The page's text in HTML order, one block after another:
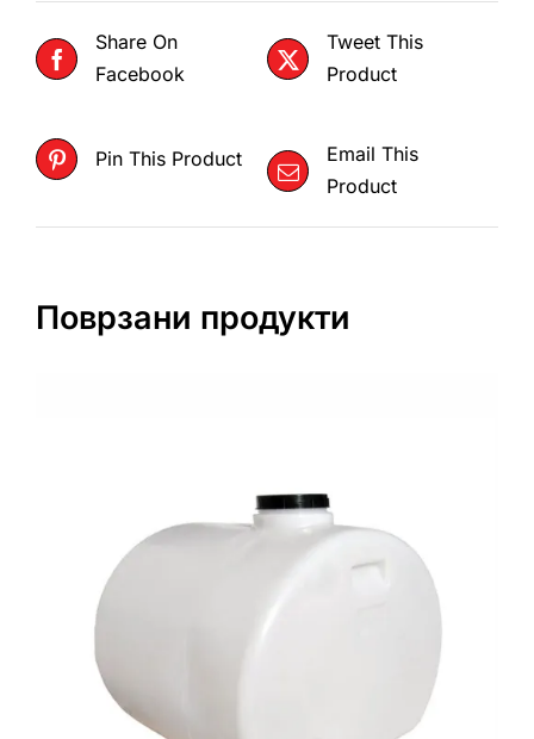
Share On
Facebook
Tweet This
Product
Pin This Product
Email This
Product
Поврзани продукти